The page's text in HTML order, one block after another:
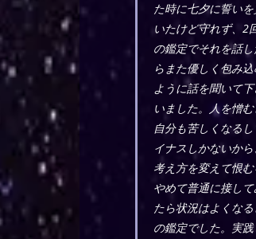
た時に七夕に誓い
いたけど守れず、2
の鑑定でそれを話
らまた優しく包み
ように話を聞いて下
いました。人を憎む
自分も苦しくなる
イナスしかないから
考え方を変えて恨
やめて普通に接し
たら状況はよくなる
の鑑定でした。実践